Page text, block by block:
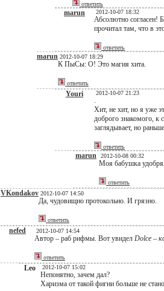
ответить
marun 2012-10-07 18:32
Абсолютно согласен!
прочитал там, что в
ответить
marun 2012-10-07 18:29
К ПыСы: О! Это магия хита.
ответить
Youri 2012-10-07 21:23
.
Хит, не хит, но я уже
доброго знакомого, к
заглядывает, но
ответить
marun 2012-10-08 00:32
Моя бабушка
ответить
VKondakov 2012-10-07 14:50
Да, чудовищно протокольно. И грязно.
ответить
nefed 2012-10-07 14:54
Автор – раб рифмы. Вот увидел Dolce –
ответить
Leo 2012-10-07 15:02
Непонятно, зачем дал?
Харизма от такой фигни больше не